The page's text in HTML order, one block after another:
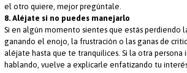
el otro quiere, mejor pregúntale.
8. Aléjate si no puedes manejarlo
Si en algún momento sientes que estás perdiendo
ganando el enojo, la frustración o las ganas de
aléjate hasta que te tranquilices. Si la otra persona
hablando, vuelve a explicarle enfatizando tu